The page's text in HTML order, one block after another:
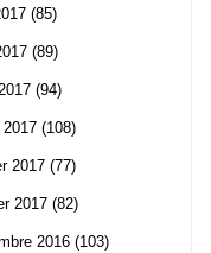
(85)
(89)
(94)
(108)
2017 (77)
2017 (82)
2016 (103)